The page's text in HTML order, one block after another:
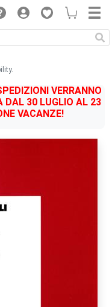
VERRANNO
DAL 30 LUGLIO AL 23
VACANZE!